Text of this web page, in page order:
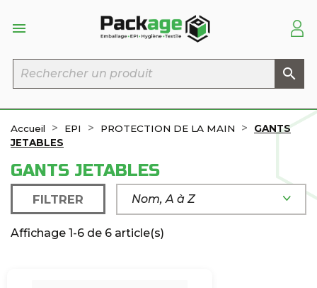


Accueil EPI PROTECTION DE LA MAIN
GANTS
JETABLES
GANTS JETABLES
FILTRER Nom, A à Z
Affichage 1-6 de 6 article(s)